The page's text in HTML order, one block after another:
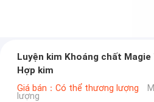
Luyện kim Khoáng chất Magie
Hợp kim
Giá bán：Có thể thương lượng
lượng